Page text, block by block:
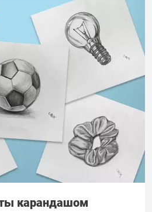
карандашом